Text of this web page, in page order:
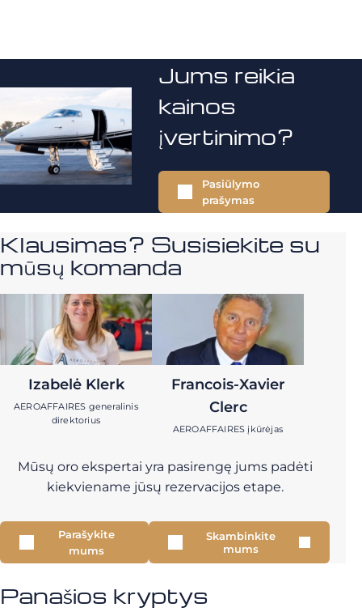
Jums reikia
kainos
įvertinimo?
Pasiūlymo
prašymas
Klausimas? Susisiekite su
mūsų komanda
Izabelė Klerk
AEROAFFAIRES generalinis
direktorius
Francois-Xavier
Clerc
AEROAFFAIRES įkūrėjas
Mūsų oro ekspertai yra pasirengę jums padėti
kiekviename jūsų rezervacijos etape.
Parašykite
mums
Skambinkite
mums
Panašios kryptys